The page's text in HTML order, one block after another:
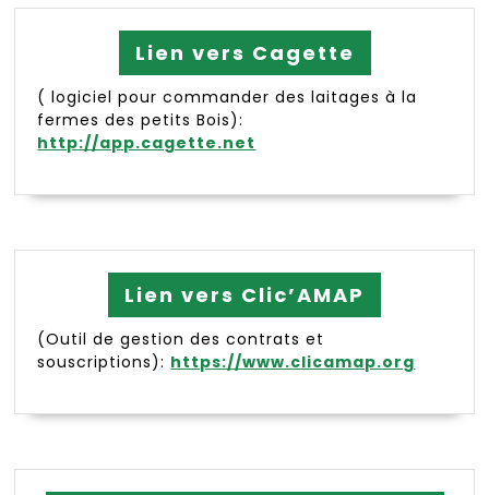
Lien vers Cagette
( logiciel pour commander des laitages à la
fermes des petits Bois):
http://app.cagette.net
Lien vers Clic’AMAP
(Outil de gestion des contrats et
souscriptions): https://www.clicamap.org